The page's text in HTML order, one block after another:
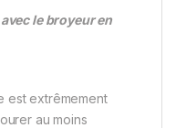
le broyeur en
est extrêmement
au moins